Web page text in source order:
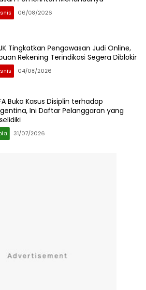
06/08/2026
Tingkatkan Pengawasan Judi Online,
Rekening Terindikasi Segera Diblokir
04/08/2026
Buka Kasus Disiplin terhadap
Ini Daftar Pelanggaran yang
31/07/2026